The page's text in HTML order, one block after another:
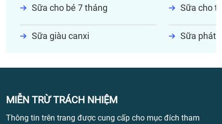
Sữa cho bé 7 tháng Sữa cho
Sữa giàu canxi Sữa phát
MIỄN TRỪ TRÁCH NHIỆM
Thông tin trên trang được cung cấp cho mục đích tham